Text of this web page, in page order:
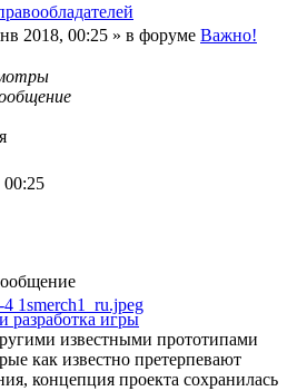
2018, 00:25 » в форуме Важно!
00:25
разработка игры
известными прототипами
как известно претерпевают
концепция проекта сохранилась